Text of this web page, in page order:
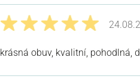
krásná obuv, kvalitní, pohodlná,